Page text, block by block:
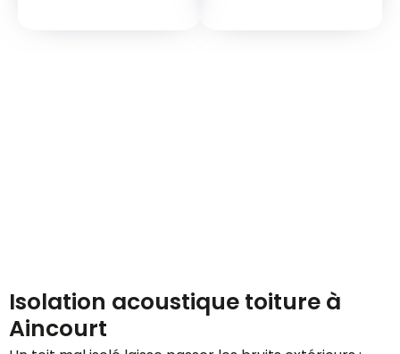
Isolation acoustique toiture à
Aincourt